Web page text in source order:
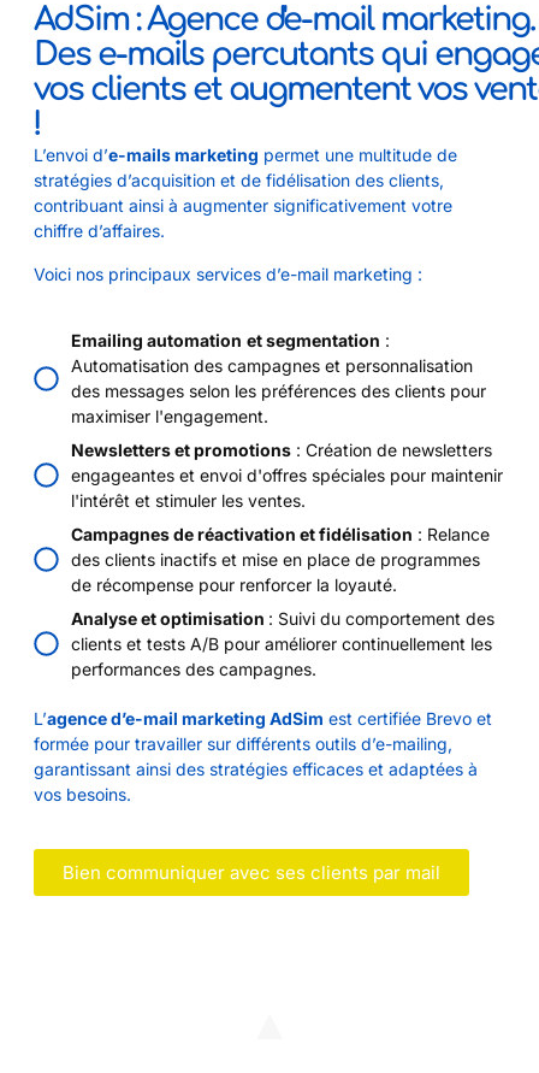
AdSim : Agence d'e-mail marketing.
Des e-mails percutants qui
vos clients et augmentent vos
!
L’envoi d’e-mails marketing permet une multitude de
stratégies d’acquisition et de fidélisation des clients,
contribuant ainsi à augmenter significativement votre
chiffre d’affaires.
Voici nos principaux services d’e-mail marketing :
Emailing automation et segmentation :
Automatisation des campagnes et personnalisation
des messages selon les préférences des clients pour
maximiser l'engagement.
Newsletters et promotions : Création de newsletters
engageantes et envoi d'offres spéciales pour maintenir
l'intérêt et stimuler les ventes.
Campagnes de réactivation et fidélisation : Relance
des clients inactifs et mise en place de programmes
de récompense pour renforcer la loyauté.
Analyse et optimisation : Suivi du comportement des
clients et tests A/B pour améliorer continuellement les
performances des campagnes.
L’agence d’e-mail marketing AdSim est certifiée Brevo et
formée pour travailler sur différents outils d’e-mailing,
garantissant ainsi des stratégies efficaces et adaptées à
vos besoins.
Bien communiquer avec ses clients par mail